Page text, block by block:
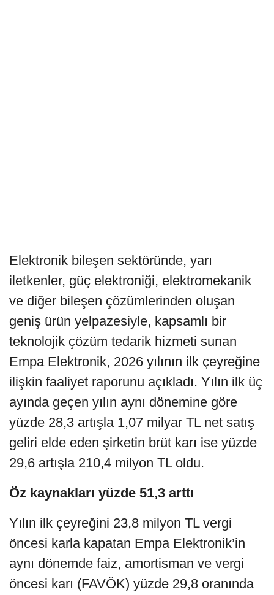
Elektronik bileşen sektöründe, yarı
iletkenler, güç elektroniği, elektromekanik
ve diğer bileşen çözümlerinden oluşan
geniş ürün yelpazesiyle, kapsamlı bir
teknolojik çözüm tedarik hizmeti sunan
Empa Elektronik, 2026 yılının ilk çeyreğine
ilişkin faaliyet raporunu açıkladı. Yılın ilk üç
ayında geçen yılın aynı dönemine göre
yüzde 28,3 artışla 1,07 milyar TL net satış
geliri elde eden şirketin brüt karı ise yüzde
29,6 artışla 210,4 milyon TL oldu.
Öz kaynakları yüzde 51,3 arttı
Yılın ilk çeyreğini 23,8 milyon TL vergi
öncesi karla kapatan Empa Elektronik’in
aynı dönemde faiz, amortisman ve vergi
öncesi karı (FAVÖK) yüzde 29,8 oranında